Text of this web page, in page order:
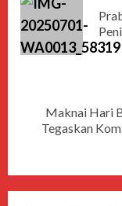
Maknai Hari
Tegaskan